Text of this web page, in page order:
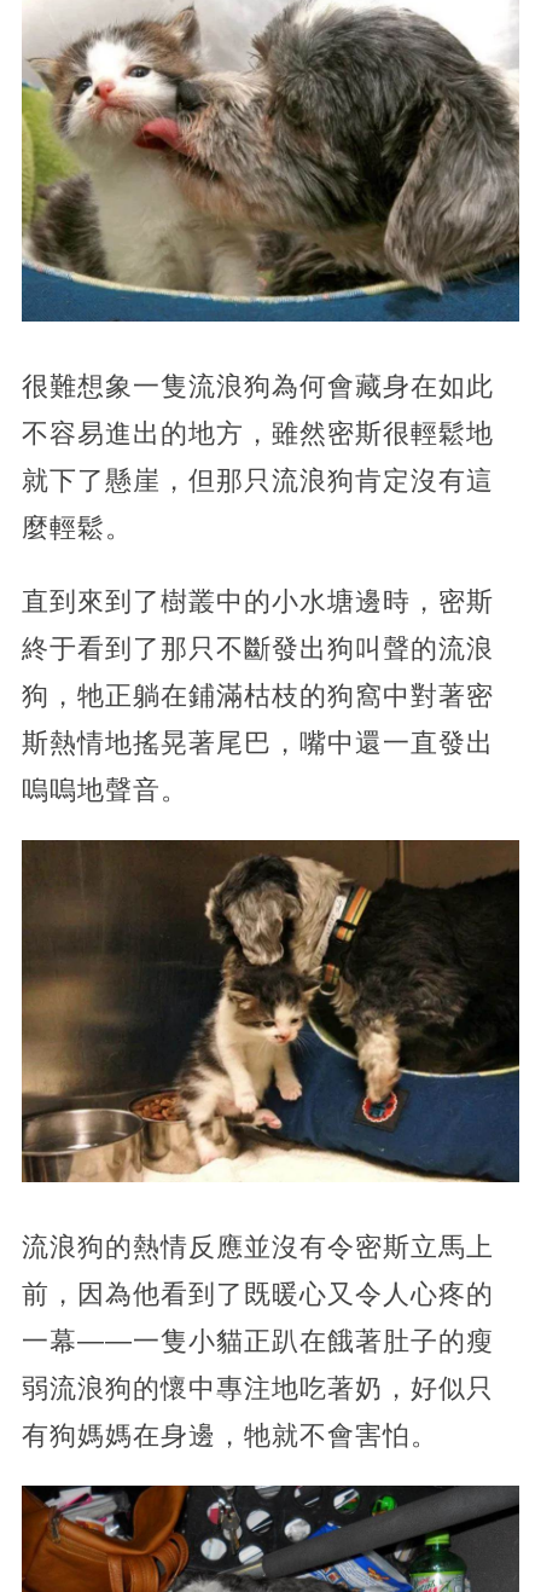
很難想象一隻流浪狗為何會藏身在如此
不容易進出的地方，雖然密斯很輕鬆地
就下了懸崖，但那只流浪狗肯定沒有這
麼輕鬆。
直到來到了樹叢中的小水塘邊時，密斯
終于看到了那只不斷發出狗叫聲的流浪
狗，牠正躺在鋪滿枯枝的狗窩中對著密
斯熱情地搖晃著尾巴，嘴中還一直發出
嗚嗚地聲音。
流浪狗的熱情反應並沒有令密斯立馬上
前，因為他看到了既暖心又令人心疼的
一幕——一隻小貓正趴在餓著肚子的瘦
弱流浪狗的懷中專注地吃著奶，好似只
有狗媽媽在身邊，牠就不會害怕。